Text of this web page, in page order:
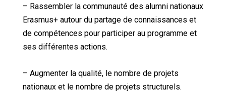
– Rassembler la communauté des alumni nationaux
Erasmus+ autour du partage de connaissances et
de compétences pour participer au programme et
ses différentes actions.
– Augmenter la qualité, le nombre de projets
nationaux et le nombre de projets structurels.